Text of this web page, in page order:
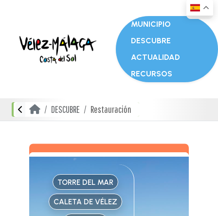
MUNICIPIO
DESCUBRE
ACTUALIDAD
RECURSOS
DESCUBRE Restauración
TORRE DEL MAR
CALETA DE VÉLEZ